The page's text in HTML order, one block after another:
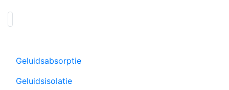
Geluidsabsorptie
Geluidsisolatie